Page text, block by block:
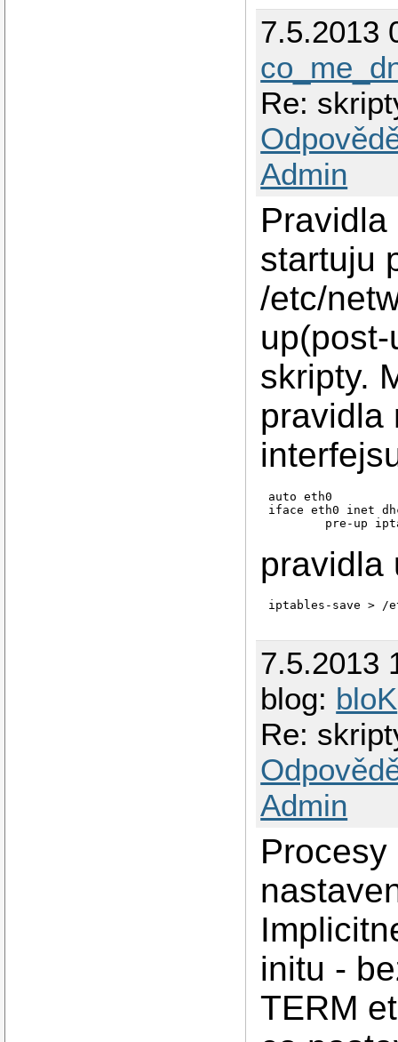
7.5.2013
Re:
Admin
startuju
/etc/
skripty.
pravidla
auto eth0
iface eth0 inet
pravidla
iptables-save > /
7.5.2013
blog: bloK
Re:
Admin
initu -
TERM